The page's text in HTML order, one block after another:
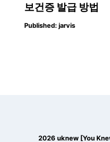
보건증 발급 방법
Published: jarvis
2026 uknew [You